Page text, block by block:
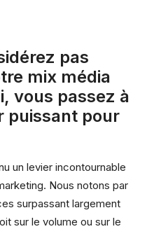
pas
mix média
vous passez à
puissant pour
un levier incontournable
Nous notons par
surpassant largement
sur le volume ou sur le